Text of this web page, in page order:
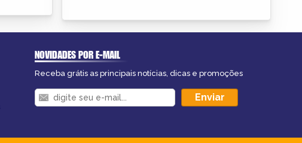
NOVIDADES POR E-MAIL
Receba grátis as principais notícias, dicas e promoções